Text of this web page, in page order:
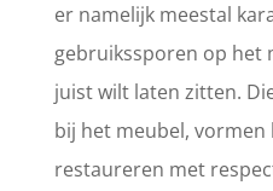
er namelijk meestal
gebruikssporen op het
juist wilt laten zitten.
bij het meubel, vormen
restaureren met